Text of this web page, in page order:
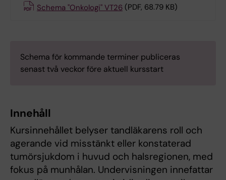
Schema "Onkologi" VT26 (PDF, 68.79 KB)
Schema för kommande terminer publiceras
senast två veckor före aktuell kursstart
Innehåll
Kursinnehållet belyser tandläkarens roll och
agerande vid misstänkt eller konstaterad
tumörsjukdom i huvud och halsregionen, med
fokus på munhålan. Undervisningen innefattar